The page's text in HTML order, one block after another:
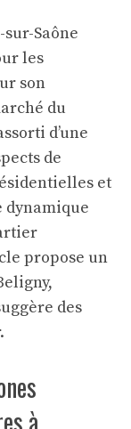
Saône
les
son
du
d’une
de
et
dynamique
propose un
des
à